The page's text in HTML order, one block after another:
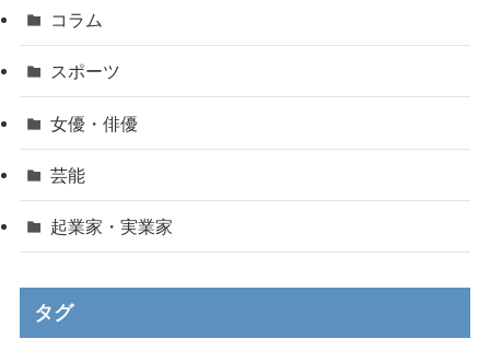
コラム
スポーツ
女優・俳優
芸能
起業家・実業家
タグ